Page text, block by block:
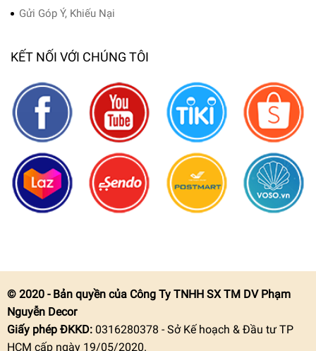
Gửi Góp Ý, Khiếu Nại
KẾT NỐI VỚI CHÚNG TÔI
© 2020 - Bản quyền của Công Ty TNHH SX TM DV Phạm
Nguyễn Decor
Giấy phép ĐKKD:0316280378 - Sở Kế hoạch & Đầu tư TP
HCM cấp ngày 19/05/2020.